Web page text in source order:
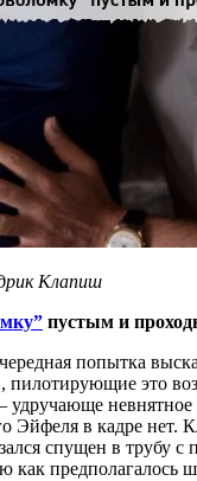
Клапиш
пустым и
попытка
это
в кадре нет.
спущен в
как